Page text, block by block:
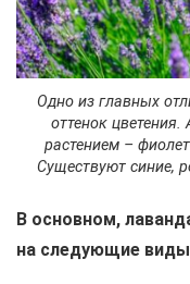
Одно из главных
оттенок
растением –
Существуют синие,
В основном,
на следующие